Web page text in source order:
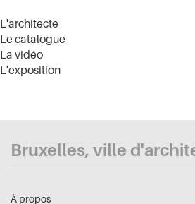
L'architecte
Le catalogue
La vidéo
L'exposition
Bruxelles, ville
À propos